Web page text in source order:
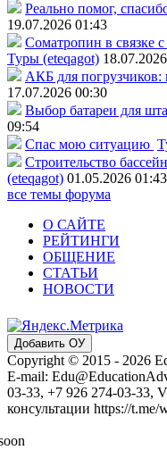
Реально помог,
19.07.2026 01:43
Соматропин в связке
Туры (eteqagot)
АКБ для погрузчиков:
17.07.2026 00:30
Выбор батареи для
09:54
Спас мою ситуацию
Строительство
(eteqagot) 01.05.2026 01:43
все темы форума
О САЙТЕ
РЕЙТИНГИ
ОБЩЕНИЕ
СТАТЬИ
НОВОСТИ
Добавить ОУ
Copyright © 2015 - 2026
E-mail:
03-33, +7 926 274-03-33,
консультации https://t.me/